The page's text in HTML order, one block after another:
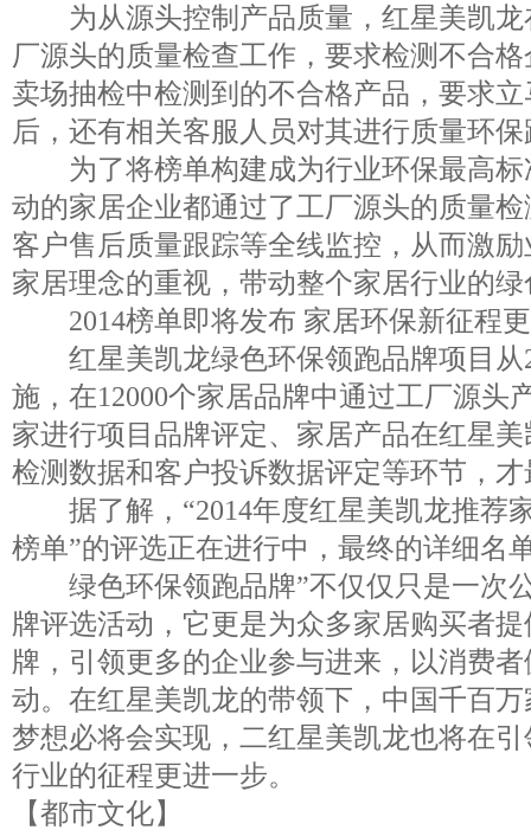
为从源头控制产品质量，红星美凯龙
厂源头的质量检查工作，要求检测不合
卖场抽检中检测到的不合格产品，要求
后，还有相关客服人员对其进行质量环
为了将榜单构建成为行业环保最高标
动的家居企业都通过了工厂源头的质量
客户售后质量跟踪等全线监控，从而激
家居理念的重视，带动整个家居行业的
2014榜单即将发布 家居环保新征程
红星美凯龙绿色环保领跑品牌项目从
施，在12000个家居品牌中通过工厂源头
家进行项目品牌评定、家居产品在红星
检测数据和客户投诉数据评定等环节，
据了解，“2014年度红星美凯龙推荐
榜单”的评选正在进行中，最终的详细名
绿色环保领跑品牌”不仅仅只是一次
牌评选活动，它更是为众多家居购买者
牌，引领更多的企业参与进来，以消费
动。在红星美凯龙的带领下，中国千百
梦想必将会实现，二红星美凯龙也将在
行业的征程更进一步。
【都市文化】